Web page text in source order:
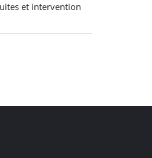
et intervention